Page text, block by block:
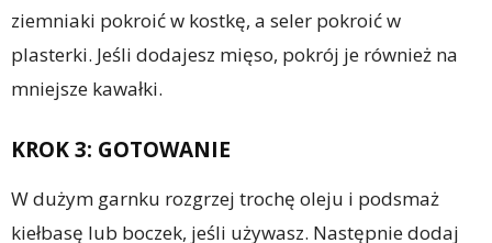
ziemniaki pokroić w kostkę, a seler pokroić w
plasterki. Jeśli dodajesz mięso, pokrój je również na
mniejsze kawałki.
KROK 3: GOTOWANIE
W dużym garnku rozgrzej trochę oleju i podsmaż
kiełbasę lub boczek, jeśli używasz. Następnie dodaj